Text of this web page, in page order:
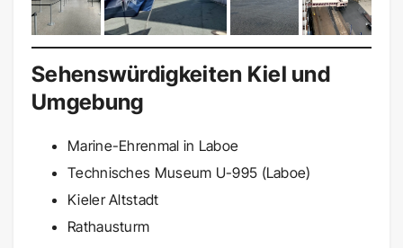
Sehenswürdigkeiten Kiel und
Umgebung
Marine-Ehrenmal in Laboe
Technisches Museum U-995 (Laboe)
Kieler Altstadt
Rathausturm